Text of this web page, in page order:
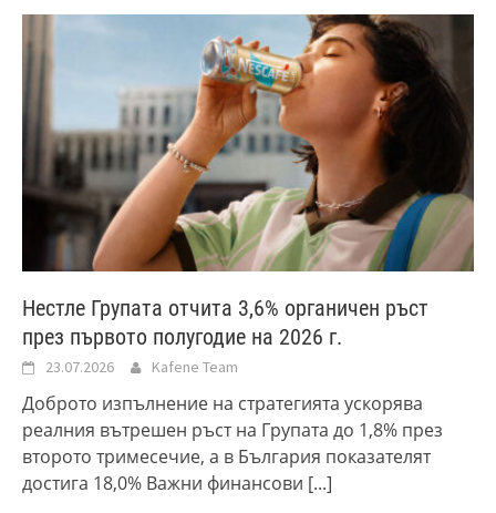
Нестле Групата отчита 3,6% органичен ръст
през първото полугодие на 2026 г.
23.07.2026 Kafene Team
Доброто изпълнение на стратегията ускорява
реалния вътрешен ръст на Групата до 1,8% през
второто тримесечие, а в България показателят
достига 18,0% Важни финансови [...]